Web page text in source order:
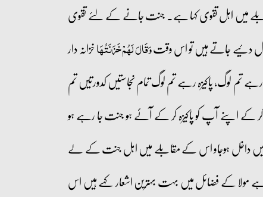
میں اہل تقوی کہا ہے۔ جنت جانے کے لئے تقوی
دئیے جاتے ہیں تو اس وقتوَقَالَ لَهُمْ خَزَنَتُهَاخزانہ دار
تم لوگ، پاکیزہ رہے تم لوگ تمام نجاستیں کدورتیں تم
کے اپنے آپ کو پاکیزہ کر کے آئے ہو جنت جا رہے ہو
داخل ہوجاو اس کے مقابلے میں اہل جنت کے لے
مولا کے فضائل میں بہت بہترین اشعار کہے ہیں اس